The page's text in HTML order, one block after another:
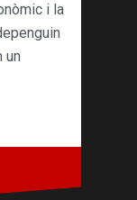
i la
un